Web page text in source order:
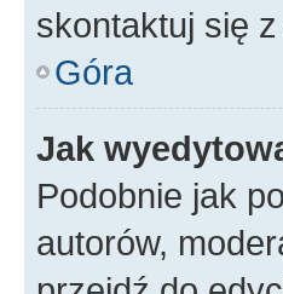
skontaktuj się
Góra
Jak
Podobnie jak
autorów,